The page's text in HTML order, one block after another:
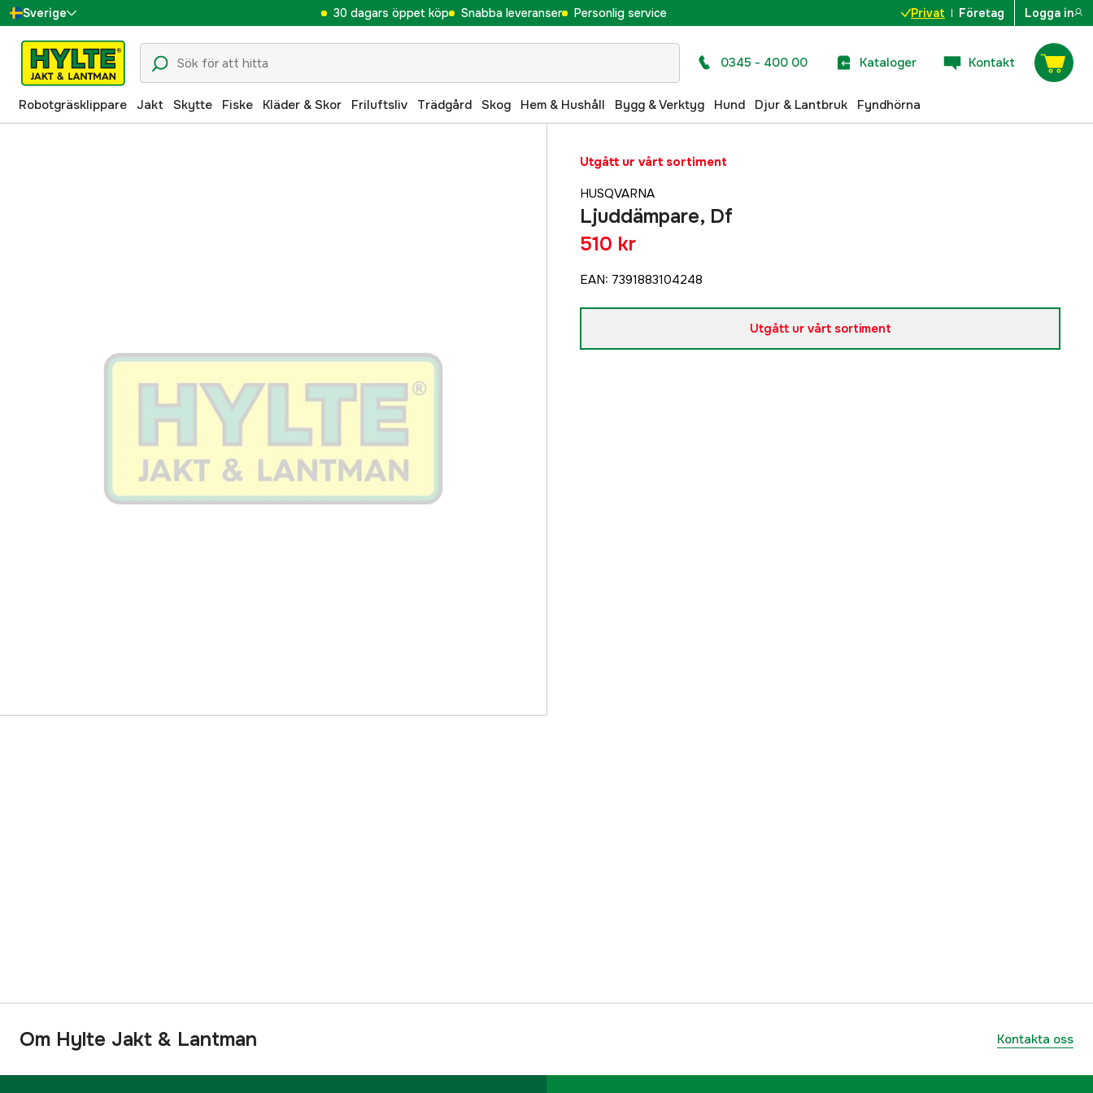
Sverige
Danmark
Suomi
Norge
30 dagars öppet köp Snabba leveranser Personlig service Privat Företag Logga in
0345 - 400 00 Kataloger Kontakt
Robotgräsklippare Jakt Skytte Fiske Kläder & Skor Friluftsliv Trädgård Skog Hem & Hushåll Bygg & Verktyg Hund Djur & Lantbruk Fyndhörna
Utgått ur vårt sortiment
HUSQVARNA
Ljuddämpare, Df
510 kr
EAN: 7391883104248
Utgått ur vårt sortiment
Om Hylte Jakt & Lantman Kontakta oss